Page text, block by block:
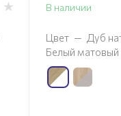
В наличии
Цвет — Дуб
Белый матовый